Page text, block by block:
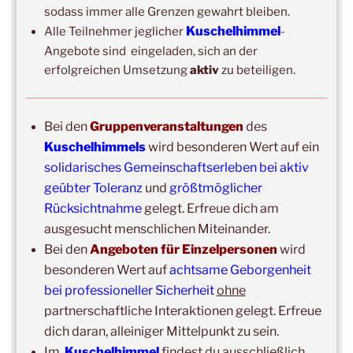
Deine anfängliche (und unbedingt erforderliche)
Beratung ist frei und unverbindlich. Eine Einzelsitzung
Kuscheln zu Zweitkostet 1,00 € pro Minute für die
erste Stunde. Da mein persönlicher
Vorbereitungsaufwand pro Einzelsitzung für mich
immer der gleiche ist sind kürzere Einzelsitzungen als
60 Minuten etwas teurer pro Minute. Innerhalb der
ersten Stunde eines Termins:
30 Minuten =40,00 €45 Minuten =50,00 €60
Minuten =60,00 €
Längere Termine als 1 Stunde sind in 15-
Minuten-Schritten möglich:15,00 € für je 15
min Verlängerung, zum Beispiel: 1,5 Stunden
90,00 €,
2,0 Stunden120,00 €,
2,5 Stunden
sodass immer alle Grenzen gewahrt bleiben.
Alle Teilnehmer jeglicher Kuschelhimmel-
Angebote sind eingeladen, sich an der
erfolgreichen Umsetzungaktivzu beteiligen.
Bei denGruppenveranstaltungen des
Kuschelhimmelswird besonderen Wert auf ein
solidarisches Gemeinschaftserleben bei aktiv
geübter Toleranz und größtmöglicher
Rücksichtnahmegelegt. Erfreue dich am
ausgesucht menschlichen Miteinander.
Bei denAngeboten für Einzelpersonen wird
besonderen Wert aufachtsame Geborgenheit
bei professioneller Sicherheitohne
partnerschaftliche Interaktionen gelegt. Erfreue
dich daran, alleiniger Mittelpunkt zu sein.